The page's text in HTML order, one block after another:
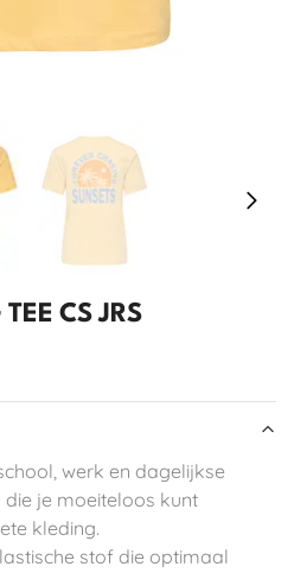
CS JRS
werk en dagelijkse
je moeiteloos kunt
kleding.
stof die optimaal